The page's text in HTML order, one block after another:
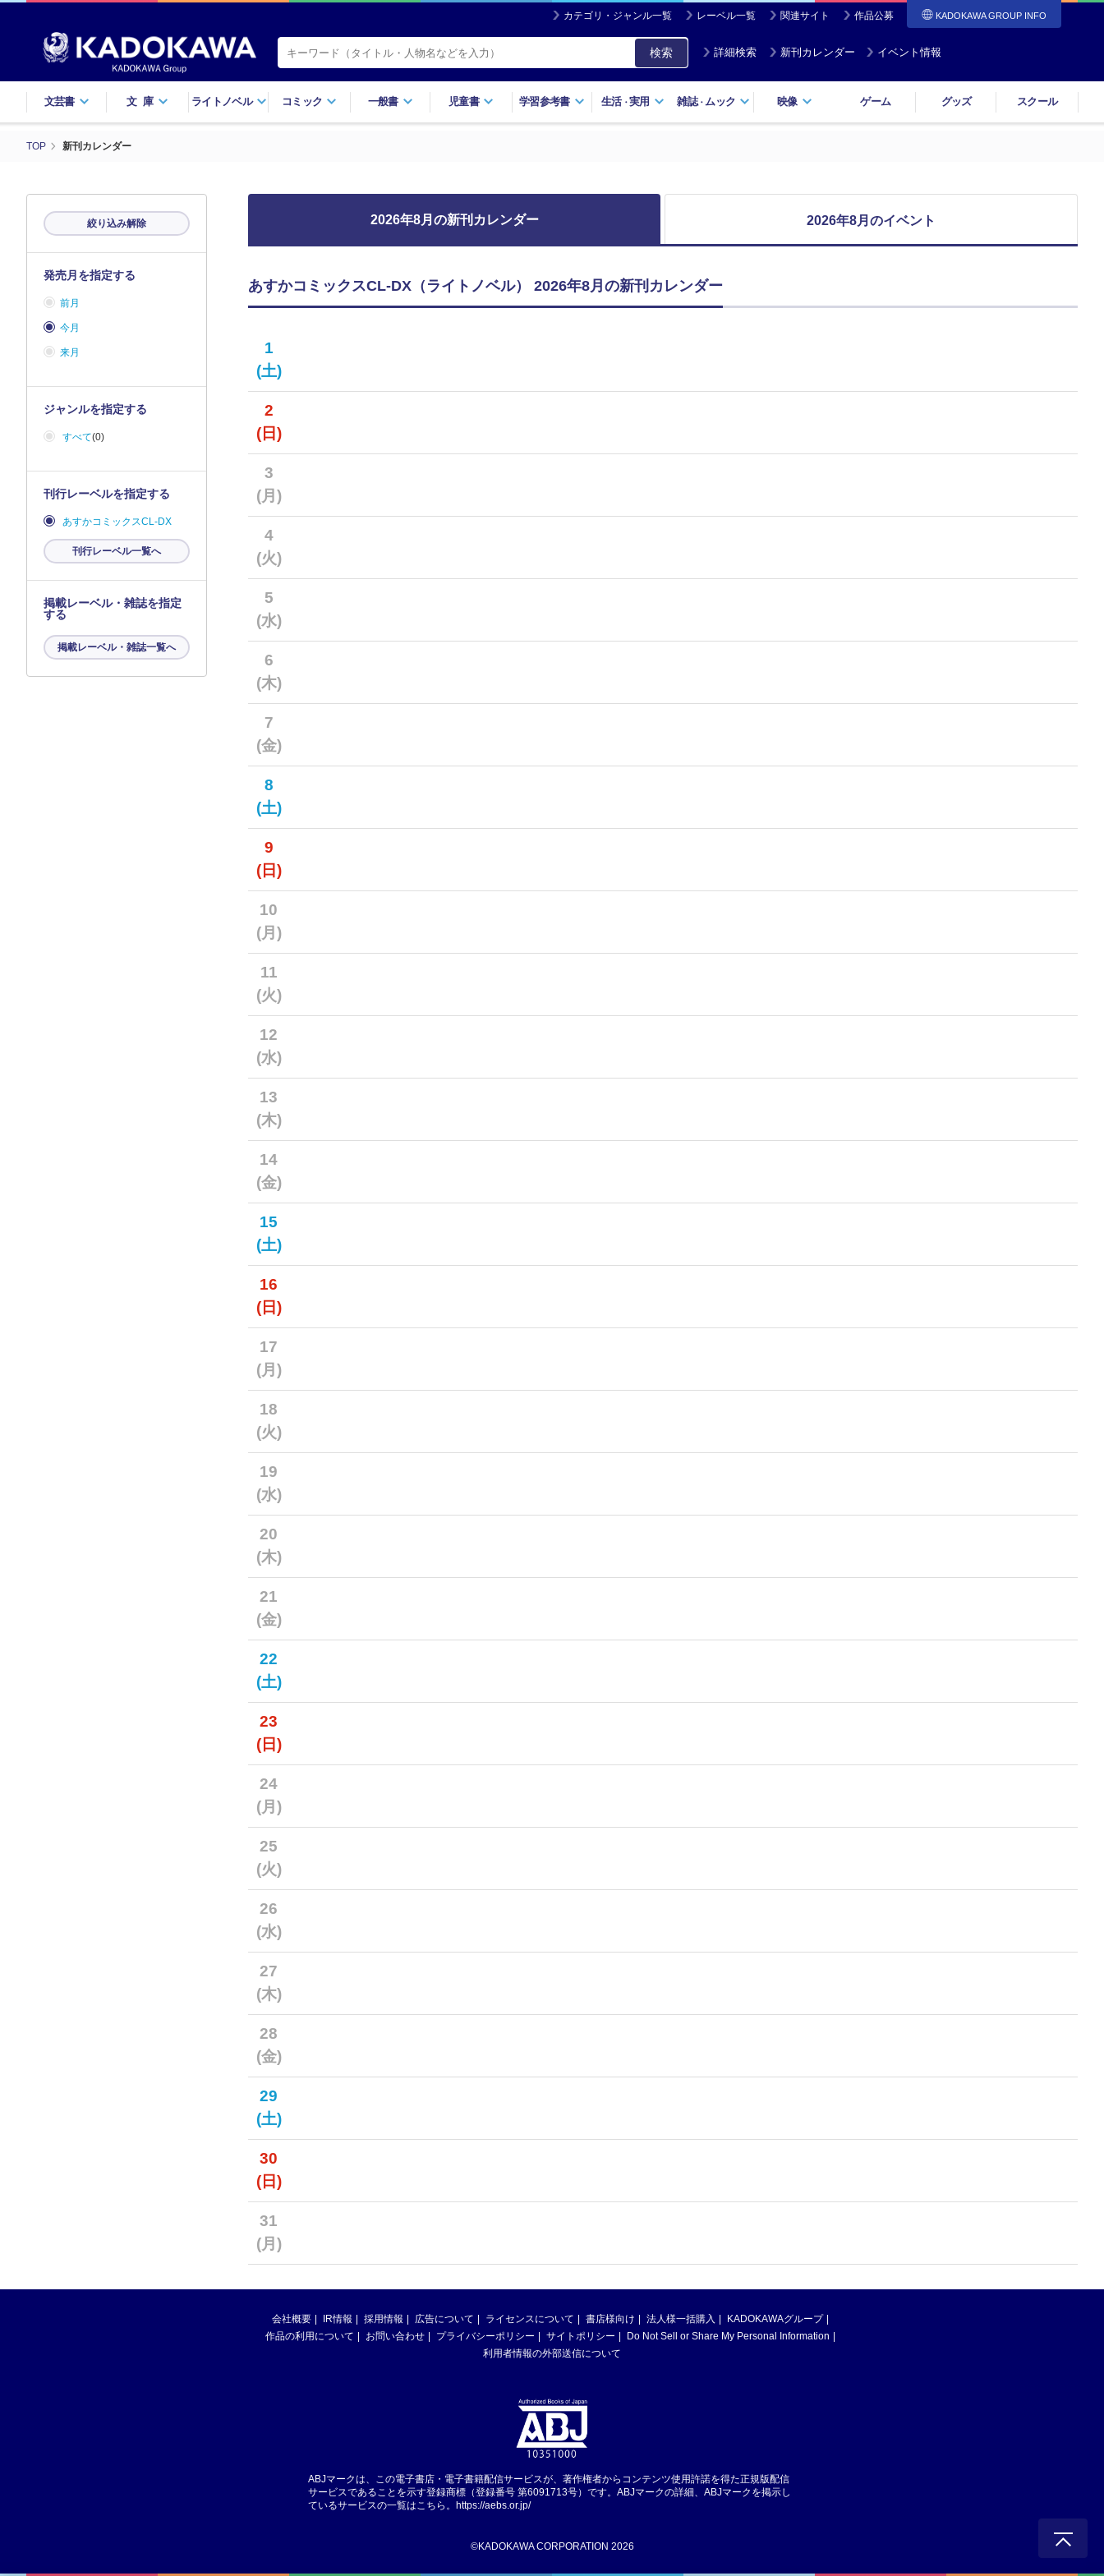
カテゴリ・ジャンル一覧 レーベル一覧 関連サイト 作品公募 KADOKAWA GROUP INFO
検索 詳細検索 新刊カレンダー イベント情報
文芸書 文庫 ライトノベル コミック 一般書 児童書 学習参考書 生活・実用 雑誌・ ムック 映像 ゲーム グッズ スクール
TOP 新刊カレンダー
2026年8月の新刊カレンダー 2026年8月のイベント
あすかコミックスCL-DX（ライトノベル） 2026年8月の新刊カレンダー
1
(土)
2
(日)
3
(月)
4
(火)
5
(水)
6
(木)
7
(金)
8
(土)
9
(日)
10
(月)
11
(火)
12
(水)
13
(木)
14
(金)
15
(土)
16
(日)
17
(月)
18
(火)
19
(水)
20
(木)
21
(金)
22
(土)
23
(日)
24
(月)
25
(火)
26
(水)
27
(木)
28
(金)
29
(土)
30
(日)
31
(月)
絞り込み解除
発売月を指定する
前月
今月
来月
ジャンルを指定する
すべて(0)
刊行レーベルを指定する
あすかコミックスCL-DX
刊行レーベル一覧へ
掲載レーベル・雑誌を指定
する
掲載レーベル・雑誌一覧へ
会社概要 IR情報 採用情報 広告について ライセンスについて 書店様向け 法人様一括購入
KADOKAWAグループ
作品の利用について
お問い合わせ プライバシーポリシー サイトポリシー
Do Not Sell or Share My Personal Information
利用者情報の外部送信について
ABJマークは、この電子書店・電子書籍配信サービスが、著作権者からコンテンツ使用許諾を得た正規版配信
サービスであることを示す登録商標（登録番号 第6091713号）です。ABJマークの詳細、ABJマークを掲示し
ているサービスの一覧はこちら。 https://aebs.or.jp/
©KADOKAWA CORPORATION 2026